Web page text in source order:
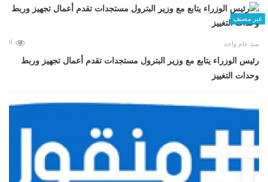
غير مصنف
منذ عام واحد 0
رئيس الوزراء يتابع مع وزير البترول مستجدات تقدم أعمال تجهيز وربط
وحدات التغييز